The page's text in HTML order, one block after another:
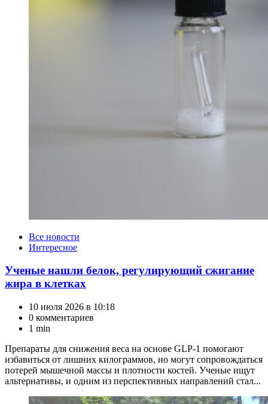
КатегорииВсе новости
Интересное
Ученые нашли белок, регулирующий сжигание
жира в клетках
10 июля 2026 в 10:18
0 комментариев
1 min
Препараты для снижения веса на основе GLP-1 помогают
избавиться от лишних килограммов, но могут сопровождаться
потерей мышечной массы и плотности костей. Ученые ищут
альтернативы, и одним из перспективных направлений стал...